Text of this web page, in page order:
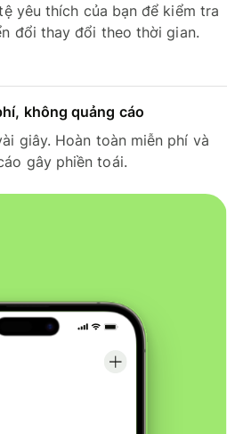
yêu thích của bạn để kiểm tra
đổi thay đổi theo thời gian.
không quảng cáo
giây. Hoàn toàn miễn phí và
gây phiền toái.